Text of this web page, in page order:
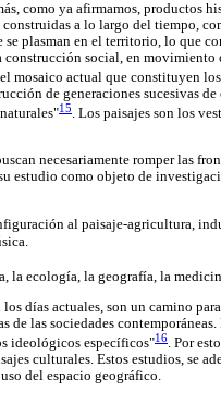
como ya afirmamos, productos
a lo largo del tiempo,
plasman en el territorio, lo que
social, en
mosaico actual que constituyen
de generaciones sucesivas
15. Los paisajes son los
necesariamente romper las
estudio como objeto de
al paisaje-agricultura,
la ecología, la geografía, la
días actuales, son un camino
de las sociedades
ideológicos específicos"16. Por
culturales. Estos estudios, se
del espacio geográfico.